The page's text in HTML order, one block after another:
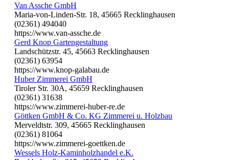
Van Assche GmbH
Maria-von-Linden-Str. 18, 45665 Recklinghausen
(02361) 494040
https://www.van-assche.de
Gerd Knop Gartengestaltung
Landschützstr. 45, 45663 Recklinghausen
(02361) 63954
https://www.knop-galabau.de
Huber Zimmerei GmbH
Tiroler Str. 30A, 45659 Recklinghausen
(02361) 31638
https://www.zimmerei-huber-re.de
Göttken GmbH & Co. KG Zimmerei u. Holzbau
Merveldtstr. 309, 45665 Recklinghausen
(02361) 81064
https://www.zimmerei-goettken.de
Wessels Holz-Kaminholzhandel e.K.